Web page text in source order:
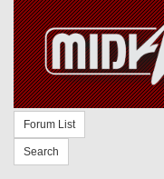
Forum List
Search